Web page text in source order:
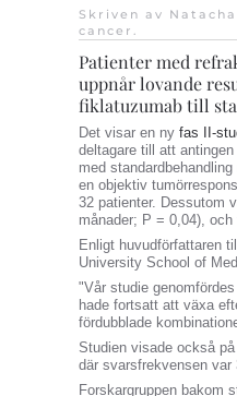
Skriven av
cancer .
Patienter med
uppnår lovande
fiklatuzumab till
Det visar en ny fas II-
deltagare till att
med
en objektiv
32 patienter. Dessutom
månader; P = 0,04),
Enligt huvudförfattaren
University School of
"Vår studie
hade fortsatt att växa
fördubblade
Studien visade också
där svarsfrekvensen var
Forskargruppen bakom